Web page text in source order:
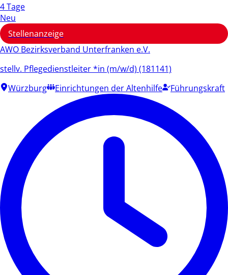
4 Tage
Neu
Stellenanzeige
AWO Bezirksverband Unterfranken e.V.
stellv. Pflegedienstleiter *in (m/w/d) (181141)
Würzburg
Einrichtungen der Altenhilfe Führungskraft